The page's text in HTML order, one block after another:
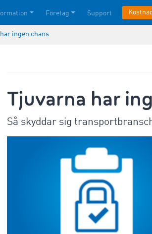
Företag Support
har ingen chans
Tjuvarna har
Så skyddar sig